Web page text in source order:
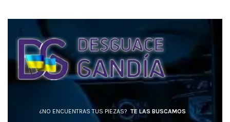
¿NO ENCUENTRAS TUS PIEZAS? TE LAS BUSCAMOS